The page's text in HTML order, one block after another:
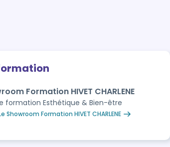
Formation HIVET CHARLENE
formation Esthétique & Bien-être
Showroom Formation HIVET CHARLENE